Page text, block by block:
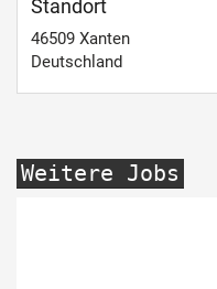
Standort
46509 Xanten
Deutschland
Weitere Jobs